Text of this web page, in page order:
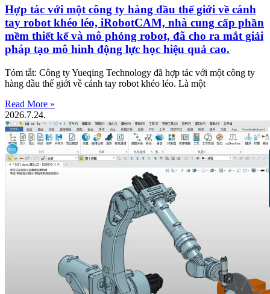
Hợp tác với một công ty hàng đầu thế giới về cánh
tay robot khéo léo, iRobotCAM, nhà cung cấp phần
mềm thiết kế và mô phỏng robot, đã cho ra mắt giải
pháp tạo mô hình động lực học hiệu quả cao.
Tóm tắt: Công ty Yueqing Technology đã hợp tác với một công ty
hàng đầu thế giới về cánh tay robot khéo léo. Là một
Read More »
2026.7.24.